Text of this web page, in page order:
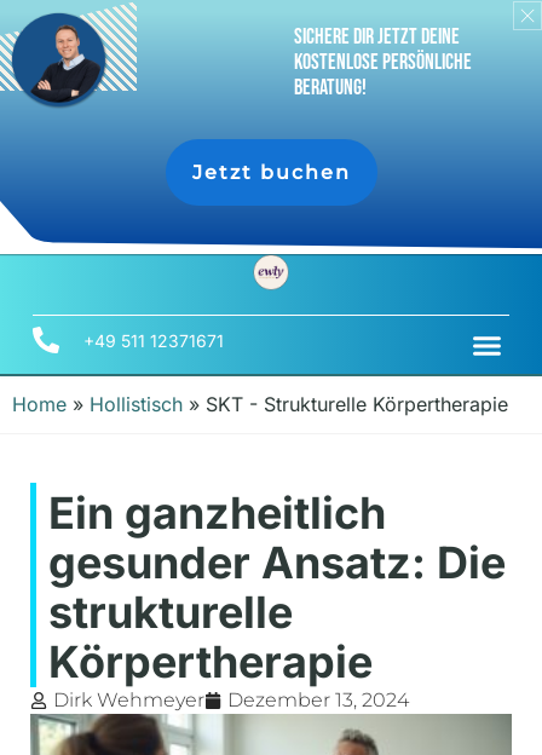
+49 511 12371671
Home » Hollistisch » SKT - Strukturelle Körpertherapie
Ein ganzheitlich
gesunder Ansatz: Die
strukturelle
Körpertherapie
Dirk Wehmeyer Dezember 13, 2024
sichere dir jetzt deine
Kostenlose persönliche
Beratung!
Jetzt buchen